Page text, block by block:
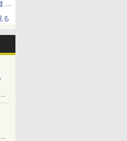
で
る